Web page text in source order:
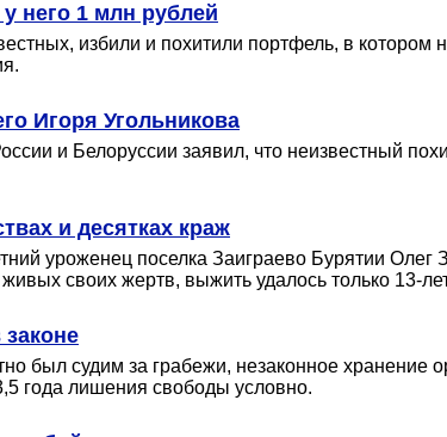
него 1 млн рублей
избили и похитили портфель, в
Игоря Угольникова
и Белоруссии заявил, что неизвестный
и десятках краж
уроженец поселка Заиграево Бурятии
своих жертв, выжить удалось только 13-
был судим за грабежи, незаконное хранение
года лишения свободы условно.